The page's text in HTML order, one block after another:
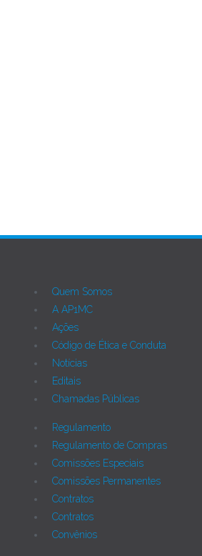
Quem Somos
A AP1MC
Ações
Código de Ética e Conduta
Notícias
Editais
Chamadas Públicas
Regulamento
Regulamento de Compras
Comissões Especiais
Comissões Permanentes
Contratos
Contratos
Convênios